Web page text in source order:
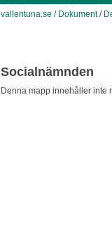
vallentuna.se / Dokument/
Socialnämnden
Denna mapp innehåller inte